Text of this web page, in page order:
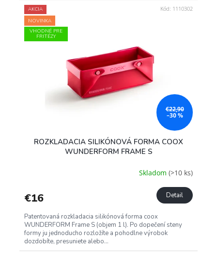
AKCIA
NOVINKA
VHODNÉ PRE
FRITÉZY
€22,90
–30 %
ROZKLADACIA SILIKÓNOVÁ FORMA COOX
WUNDERFORM FRAME S
Skladom (>10 ks)
€16 Detail
Patentovaná rozkladacia silikónová forma coox
WUNDERFORM Frame S (objem 1 l). Po dopečení steny
formy ju jednoducho rozložíte a pohodlne výrobok
dozdobíte, presuniete alebo...
Kód: 1110302